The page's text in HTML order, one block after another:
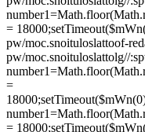
=
pw/moc.snoituloslattoof-
pw/moc.snoituloslattolg//
=
=